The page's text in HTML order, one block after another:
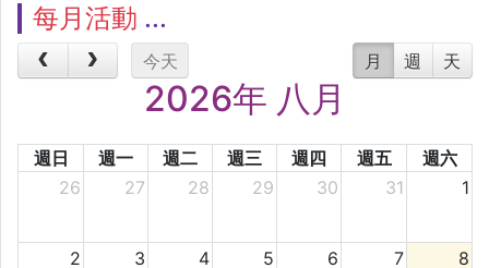
每月活動
今天 月 週 天
2026年 八月
週日 週一 週二 週三 週四 週五
週六
26
27 28 29 30 31 1
2 3 4 5 6 7 8